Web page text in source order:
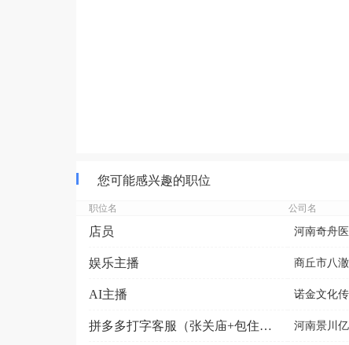
您可能感兴趣的职位
职位名 公司名
店员 河南奇舟
娱乐主播 商丘市八
AI主播 诺金文化
拼多多打字客服（张关庙+包住单间） 河南景川